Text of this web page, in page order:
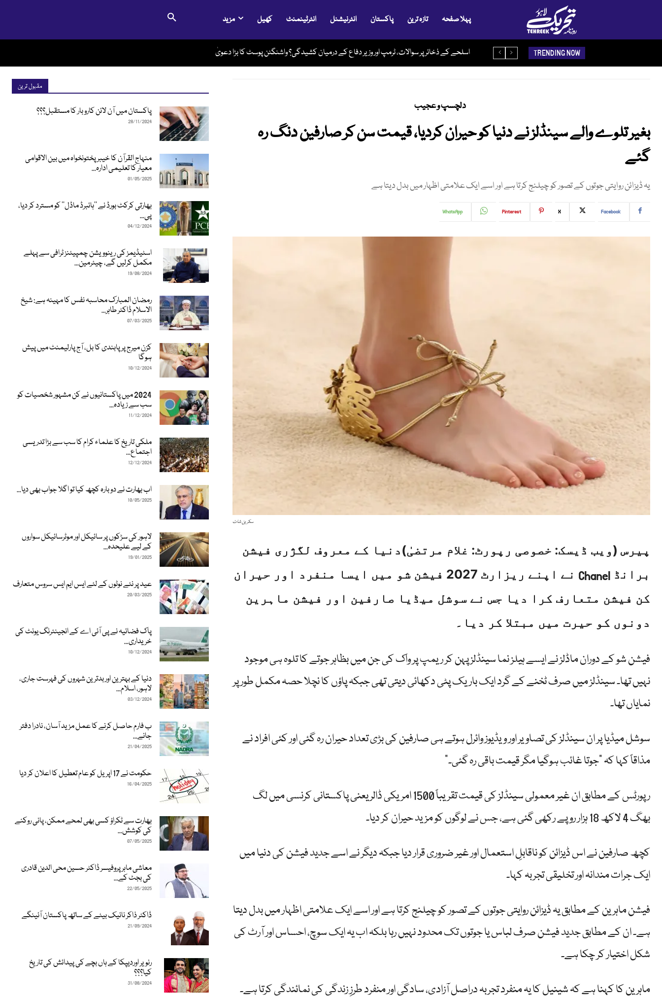
پہلا صفحہ تازہ ترین پاکستان انٹرنیشنل انٹرٹینمنٹ کھیل مزید
TRENDING NOW پیدائش سے قبل رحم مادر میں بچے کی نایاب سرجری، پیدائشی نقص کامیابی سے دور
دلچسپ و عجیب
بغیر تلوے والے سینڈلز نے دنیا کو حیران کردیا، قیمت سن کر صارفین دنگ رہ
گئے
یہ ڈیزائن روایتی جوتوں کے تصور کو چیلنج کرتا ہے اور اسے ایک علامتی اظہار میں بدل دیتا ہے
Facebook
X
Pinterest
WhatsApp
سکرین شاٹ
پیرس (ویب ڈیسک: خصوصی رپورٹ: غلام مرتضیٰ)دنیا کے معروف لگژری فیشن
برانڈ Chanel
نے اپنے ریزارٹ 2027 فیشن شو میں ایسا منفرد اور حیران
کن فیشن متعارف کرا دیا جس نے سوشل میڈیا صارفین اور فیشن ماہرین
دونوں کو حیرت میں مبتلا کر دیا۔
فیشن شو کے دوران ماڈلز نے ایسے ہیلز نما سینڈلز پہن کر ریمپ پر واک کی جن میں بظاہر جوتے کا تلوہ ہی موجود
نہیں تھا۔ سینڈلز میں صرف ٹخنے کے گرد ایک باریک پٹی دکھائی دیتی تھی جبکہ پاؤں کا نچلا حصہ مکمل طور پر
نمایاں تھا۔
سوشل میڈیا پر ان سینڈلز کی تصاویر اور ویڈیوز وائرل ہوتے ہی صارفین کی بڑی تعداد حیران رہ گئی اور کئی افراد نے
مذاقاً کہا کہ “جوتا غائب ہوگیا مگر قیمت باقی رہ گئی۔”
رپورٹس کے مطابق ان غیر معمولی سینڈلز کی قیمت تقریباً 1500 امریکی ڈالر یعنی پاکستانی کرنسی میں لگ
بھگ 4 لاکھ 18 ہزار روپے رکھی گئی ہے، جس نے لوگوں کو مزید حیران کر دیا۔
کچھ صارفین نے اس ڈیزائن کو ناقابلِ استعمال اور غیر ضروری قرار دیا جبکہ دیگر نے اسے جدید فیشن کی دنیا میں
ایک جرات مندانہ اور تخلیقی تجربہ کہا۔
فیشن ماہرین کے مطابق یہ ڈیزائن روایتی جوتوں کے تصور کو چیلنج کرتا ہے اور اسے ایک علامتی اظہار میں بدل دیتا
ہے۔ ان کے مطابق جدید فیشن صرف لباس یا جوتوں تک محدود نہیں رہا بلکہ اب یہ ایک سوچ، احساس اور آرٹ کی
شکل اختیار کر چکا ہے۔
ماہرین کا کہنا ہے کہ شینیل کا یہ منفرد تجربہ دراصل آزادی، سادگی اور منفرد طرزِ زندگی کی نمائندگی کرتا ہے۔
مقبول ترین
پاکستان میں آن لائن کاروبار کا مستقبل؟؟؟
28/11/2024
منہاج القرآن کا خیبرپختونخواہ میں بین الاقوامی
معیار کا تعلیمی ادارہ...
01/05/2025
بھارتی کرکٹ بورڈ نے ’’ہائبرڈ ماڈل‘‘ کو مسترد کر دیا،
پی...
04/12/2024
اسٹیڈیمز کی رینوویشن چمپیئنز ٹرافی سے پہلے
مکمل کرلیں گے، چیئرمین...
19/08/2024
رمضان المبارک محاسبہ نفس کا مہینہ ہے: شیخ
الاسلام ڈاکٹر طاہر...
07/03/2025
کزن میرج پر پابندی کا بل، آج پارلیمنٹ میں پیش
ہوگا
10/12/2024
2024 میں پاکستانیوں نے کن مشہور شخصیات کو
سب سے زیادہ...
11/12/2024
ملکی تاریخ کا علماء کرام کا سب سے بڑا تدریسی
اجتماع...
12/12/2024
اب بھارت نے دوبارہ کچھ کیا تو اگلا جواب بھی دیا...
10/05/2025
لاہور کی سڑکوں پر سائیکل اور موٹرسائیکل سواروں
کے لیے علیحدہ...
19/01/2025
عید پر نئے نوٹوں کے لئے ایس ایم ایس سروس متعارف
20/03/2025
پاک فضائیہ نے پی آئی اے کے انجینئرنگ یونٹ کی
خریداری...
10/12/2024
دنیا کے بہترین اور بدترین شہروں کی فہرست جاری،
لاہور، اسلام...
03/12/2024
ب فارم حاصل کرنے کا عمل مزید آسان، نادرا دفتر
جانے...
21/04/2025
حکومت نے 17 اپریل کو عام تعطیل کا اعلان کر دیا
16/04/2025
بھارت سے ٹکراؤ کسی بھی لمحے ممکن، پانی روکنے
کی کوشش...
07/05/2025
معاشی ماہر پروفیسر ڈاکٹر حسین محی الدین قادری
کی بجٹ کے...
22/05/2025
ڈاکٹر ذاکر نائیک بیٹے کے ساتھ پاکستان آئینگے
21/09/2024
رنویر اوردیپکا کے ہاں بچے کی پیدائش کی تاریخ
کیا؟؟؟
31/08/2024